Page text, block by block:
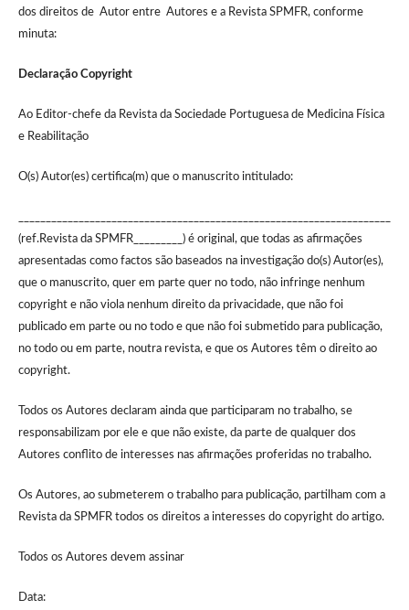
dos direitos de Autor entre Autores e a Revista SPMFR, conforme
minuta:
Declaração Copyright
Ao Editor-chefe da Revista da Sociedade Portuguesa de Medicina Física
e Reabilitação
O(s) Autor(es) certifica(m) que o manuscrito intitulado:
(ref.Revista da SPMFR_________) é original, que todas as afirmações
apresentadas como factos são baseados na investigação do(s) Autor(es),
que o manuscrito, quer em parte quer no todo, não infringe nenhum
copyright e não viola nenhum direito da privacidade, que não foi
publicado em parte ou no todo e que não foi submetido para publicação,
no todo ou em parte, noutra revista, e que os Autores têm o direito ao
copyright.
Todos os Autores declaram ainda que participaram no trabalho, se
responsabilizam por ele e que não existe, da parte de qualquer dos
Autores conflito de interesses nas afirmações proferidas no trabalho.
Os Autores, ao submeterem o trabalho para publicação, partilham com a
Revista da SPMFR todos os direitos a interesses do copyright do artigo.
Todos os Autores devem assinar
Data: